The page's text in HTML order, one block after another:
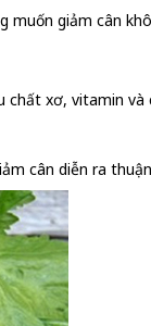
giảm cân
xơ, vitamin
cân diễn ra